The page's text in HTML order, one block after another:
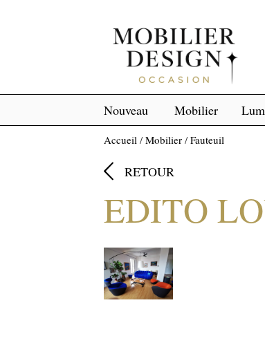
Nouveau Mobilier
Accueil/Mobilier/Fauteuil
 RETOUR
EDITO